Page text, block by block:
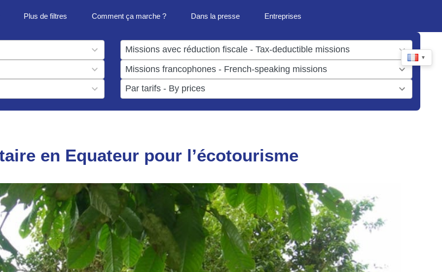
Plus de filtres Comment ça marche ? Dans la presse Entreprises
▼
result
available
result
available
results
available
en Equateur pour l’écotourisme